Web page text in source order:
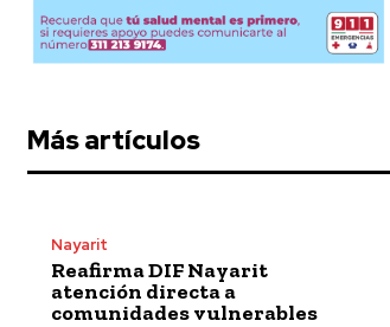
Más artículos
Nayarit
Reafirma DIF Nayarit
atención directa a
comunidades vulnerables